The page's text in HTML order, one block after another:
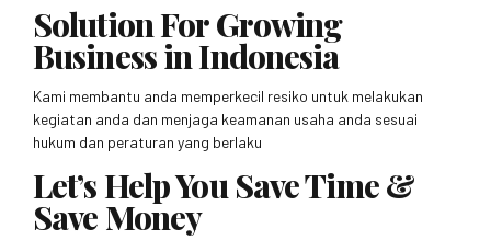
Solution For Growing
Business in Indonesia
Kami membantu anda memperkecil resiko untuk melakukan
kegiatan anda dan menjaga keamanan usaha anda sesuai
hukum dan peraturan yang berlaku
Let’s Help You Save Time &
Save Money